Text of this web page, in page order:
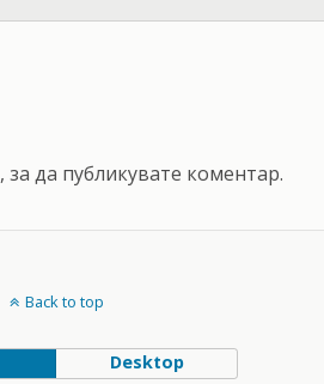
, за да публикувате коментар.
Back to top
Desktop